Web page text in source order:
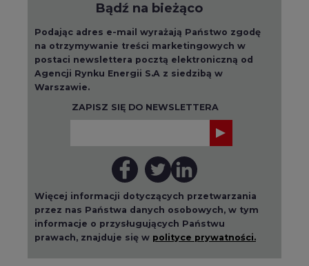
postaci newslettera pocztą elektroniczną od
Agencji Rynku Energii S.A z siedzibą w
Warszawie.
ZAPISZ SIĘ DO NEWSLETTERA
Więcej informacji dotyczących przetwarzania
przez nas Państwa danych osobowych, w tym
informacje o przysługujących Państwu
prawach, znajduje się w polityce prywatności.
Raporty branżowe